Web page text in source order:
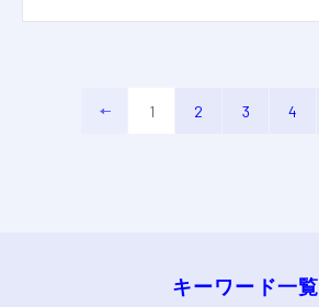
1 2 3 4
キーワード⼀覧